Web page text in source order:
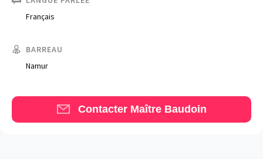
Qui sommes-nous
Une start-up 100% indépendante
Français
BARREAU
Namur
Contacter Maître Baudoin